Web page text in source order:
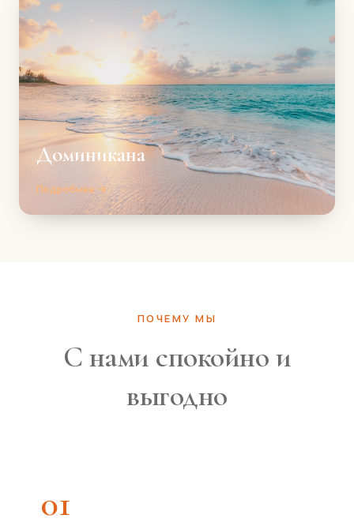
Доминикана
Подробнее →
ПОЧЕМУ МЫ
С нами спокойно и
выгодно
01